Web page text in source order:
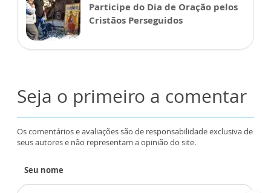
Participe do Dia de Oração pelos
Cristãos Perseguidos
Seja o primeiro a comentar
Os comentários e avaliações são de responsabilidade exclusiva de
seus autores e não representam a opinião do site.
Seu nome